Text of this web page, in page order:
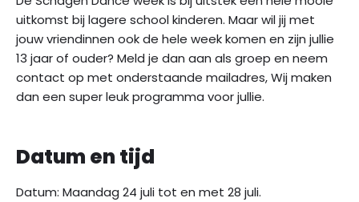
uitkomst bij lagere school kinderen. Maar wil jij met
jouw vriendinnen ook de hele week komen en zijn jullie
13 jaar of ouder? Meld je dan aan als groep en neem
contact op met onderstaande mailadres, Wij maken
dan een super leuk programma voor jullie.
Datum en tijd
Datum: Maandag 24 juli tot en met 28 juli.